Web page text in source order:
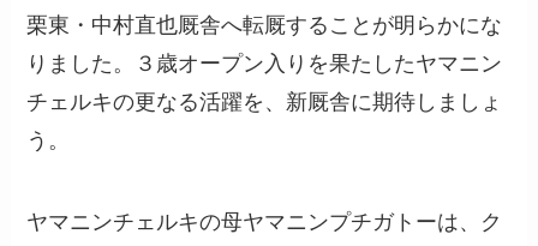
栗東・中村直也厩舎へ転厩することが明らかにな
りました。３歳オープン入りを果たしたヤマニン
チェルキの更なる活躍を、新厩舎に期待しましょ
う。
ヤマニンチェルキの母ヤマニンプチガトーは、ク